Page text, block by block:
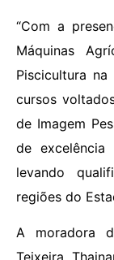
“Com a
Máquinas
Piscicultura
cursos
de Imagem
de
levando
regiões do
A moradora
Teixeira,